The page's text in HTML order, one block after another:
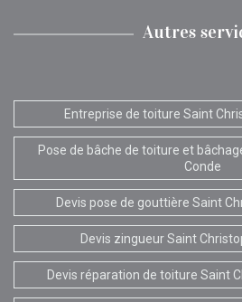
Autres
Entreprise de toiture Saint
Pose de bâche de toiture et
Conde
Devis pose de gouttière Saint
Devis zingueur Saint
Devis réparation de toiture Saint